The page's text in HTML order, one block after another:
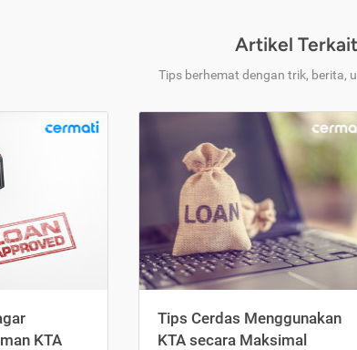
Artikel
Tips berhemat dengan trik, berita,
KTA
Tips Cerdas Menggunakan
KTA secara Maksimal